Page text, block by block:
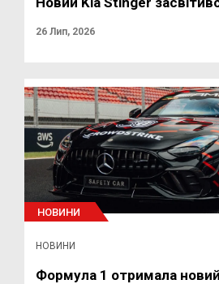
26 Лип, 2026
НОВИНИ
НОВИНИ
Формула 1 отримала